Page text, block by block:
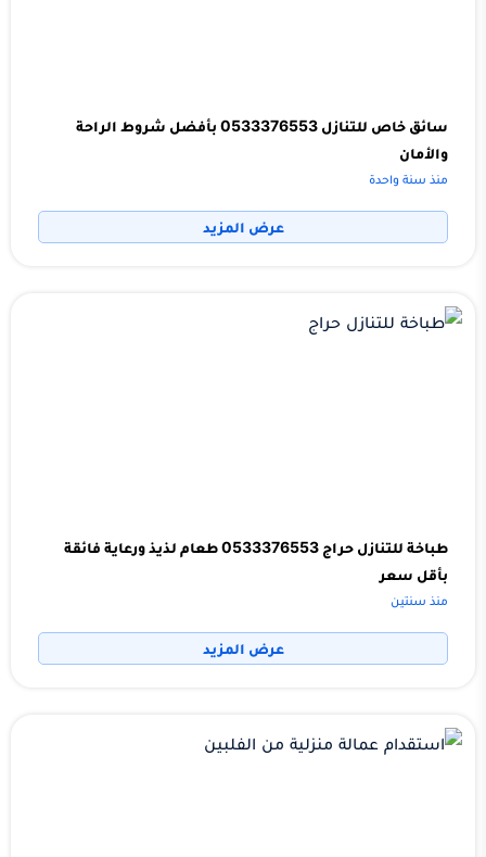
سائق خاص للتنازل 0533376553 بأفضل شروط الراحة
والأمان
منذ سنة واحدة
عرض المزيد
طباخة للتنازل حراج 0533376553 طعام لذيذ ورعاية فائقة
بأقل سعر
منذ سنتين
عرض المزيد